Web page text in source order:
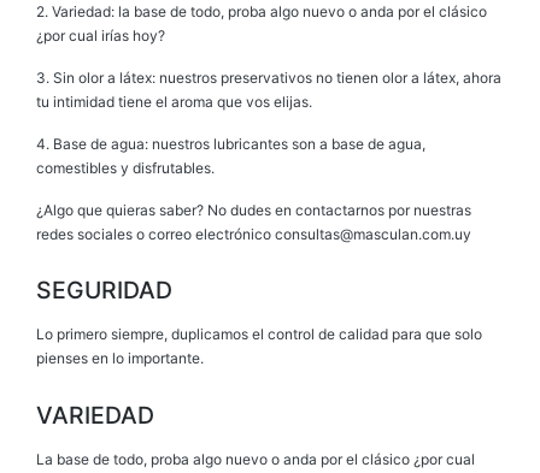
2. Variedad: la base de todo, proba algo nuevo o anda por el clásico
¿por cual irías hoy?
3. Sin olor a látex: nuestros preservativos no tienen olor a látex, ahora
tu intimidad tiene el aroma que vos elijas.
4. Base de agua: nuestros lubricantes son a base de agua,
comestibles y disfrutables.
¿Algo que quieras saber? No dudes en contactarnos por nuestras
redes sociales o correo electrónico consultas@masculan.com.uy
SEGURIDAD
Lo primero siempre, duplicamos el control de calidad para que solo
pienses en lo importante.
VARIEDAD
La base de todo, proba algo nuevo o anda por el clásico ¿por cual